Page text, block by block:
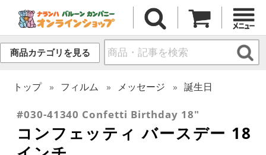
商品カテゴリを見る
トップ フィルム メッセージ 誕生日
#030-41340 Confetti Birthday 18"
コンフェッティ バースデー 18